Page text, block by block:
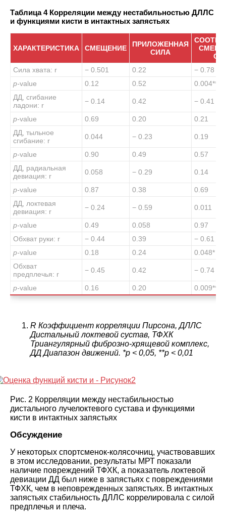
Таблица 4 Корреляции между нестабильностью ДЛЛС
и функциями кисти в интактных запястьях
ХАРАКТЕРИСТИКА СМЕЩЕНИЕ
ПРИЛОЖЕННАЯ
СИЛА
Сила хвата: r
− 0.501 0.22
− 0.78
p-value 0.12 0.52 0.004**
ДД, сгибание
ладони: r
− 0.14 0.42 − 0.41
p-value 0.69 0.20
0.21
ДД, тыльное
сгибание: r
0.044 − 0.23 0.19
p-value 0.90 0.49
0.57
ДД, радиальная
девиация: r
0.058 − 0.29 0.14
p-value 0.87 0.38
0.69
ДД, локтевая
девиация: r
− 0.24 − 0.59 0.011
p-value 0.49 0.058
0.97
Обхват руки: r
− 0.44 0.39
− 0.61
p-value 0.18 0.24 0.048*
Обхват
предплечья: r
− 0.45 0.42 − 0.74
p-value 0.16 0.20 0.009**
R Коэффициент корреляции Пирсона, ДЛЛС
Дистальный локтевой сустав, ТФХК
Триангулярный фиброзно-хрящевой комплекс,
ДД Диапазон движений. *p < 0,05, **p < 0,01
Рис. 2 Корреляции между нестабильностью
дистального лучелоктевого сустава и функциями
кисти в интактных запястьях
Обсуждение
У некоторых спортсменок-колясочниц, участвовавших
в этом исследовании, результаты МРТ показали
наличие повреждений ТФХК, а показатель локтевой
девиации ДД был ниже в запястьях с повреждениями
ТФХК, чем в неповрежденных запястьях. В интактных
запястьях стабильность ДЛЛС коррелировала с силой
предплечья и плеча.